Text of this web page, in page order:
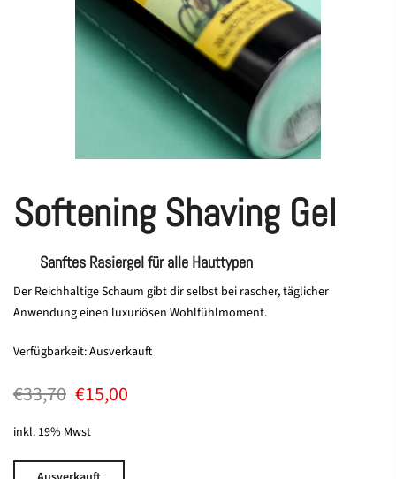
Softening Shaving Gel
Sanftes Rasiergel für alle Hauttypen
Der Reichhaltige Schaum gibt dir selbst bei rascher, täglicher
Anwendung einen luxuriösen Wohlfühlmoment.
Verfügbarkeit:Ausverkauft
€33,70 €15,00
inkl. 19% Mwst